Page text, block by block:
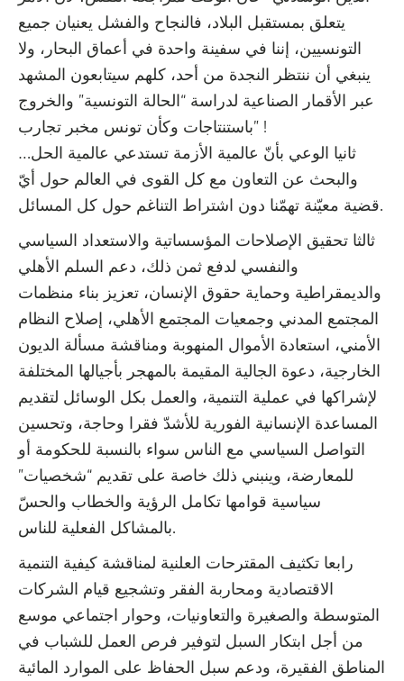
يتعلق بمستقبل البلاد، فالنجاح والفشل يعنيان جميع
التونسيين، إننا في سفينة واحدة في أعماق البحار، ولا
ينبغي أن ننتظر النجدة من أحد، كلهم سيتابعون المشهد
عبر الأقمار الصناعية لدراسة “الحالة التونسية” والخروج
باستنتاجات وكأن تونس مخبر تجارب” !
ثانيا الوعي بأنّ عالمية الأزمة تستدعي عالمية الحل…
والبحث عن التعاون مع كل القوى في العالم حول أيّ
قضية معيّنة تهمّنا دون اشتراط التناغم حول كل المسائل.
ثالثا تحقيق الإصلاحات المؤسساتية والاستعداد السياسي
والنفسي لدفع ثمن ذلك، دعم السلم الأهلي
والديمقراطية وحماية حقوق الإنسان، تعزيز بناء منظمات
المجتمع المدني وجمعيات المجتمع الأهلي، إصلاح النظام
الأمني، استعادة الأموال المنهوبة ومناقشة مسألة الديون
الخارجية، دعوة الجالية المقيمة بالمهجر بأجيالها المختلفة
لإشراكها في عملية التنمية، والعمل بكل الوسائل لتقديم
المساعدة الإنسانية الفورية للأشدّ فقرا وحاجة، وتحسين
التواصل السياسي مع الناس سواء بالنسبة للحكومة أو
للمعارضة، وينبني ذلك خاصة على تقديم “شخصيات”
سياسية قوامها تكامل الرؤية والخطاب والحسّ
بالمشاكل الفعلية للناس.
رابعا تكثيف المقترحات العلنية لمناقشة كيفية التنمية
الاقتصادية ومحاربة الفقر وتشجيع قيام الشركات
المتوسطة والصغيرة والتعاونيات، وحوار اجتماعي موسع
من أجل ابتكار السبل لتوفير فرص العمل للشباب في
المناطق الفقيرة، ودعم سبل الحفاظ على الموارد المائية